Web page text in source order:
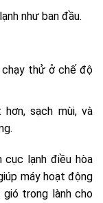
như ban đầu.
chạy thử ở chế độ
sạch mùi, và
lạnh điều hòa
máy hoạt động
trong lành cho